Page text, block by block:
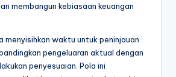
membangun kebiasaan keuangan
menyisihkan waktu untuk peninjauan
pengeluaran aktual dengan
penyesuaian. Pola ini